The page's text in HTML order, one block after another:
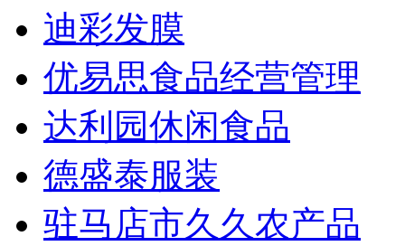
迪彩发膜
优易思食品经营管理
达利园休闲食品
德盛泰服装
驻马店市久久农产品